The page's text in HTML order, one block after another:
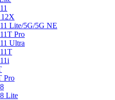
Lite/5G/5G NE
Pro
Ultra
Pro
Lite